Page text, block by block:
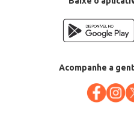
Acompanhe a